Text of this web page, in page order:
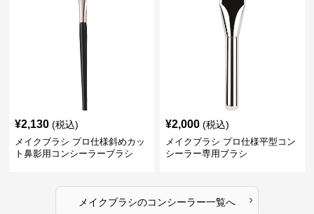
¥2,130 (税込)
メイクブラシ プロ仕様斜めカッ
ト鼻影用コンシーラーブラシ
¥2,000 (税込)
メイクブラシ プロ仕様平型コン
シーラー専用ブラシ
メイクブラシのコンシーラー一覧へ ›